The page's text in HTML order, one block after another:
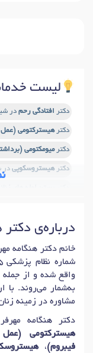
لیست
دکتر افتادگی رحم در
دکترهیسترکتومی
دکترمیومکتومی
دکترهیستروسکوپی در
دکترمعاینه واژن و
دکتر افتادگی واژن در
دکتر عمل زیبایی
دکتر برداشتن تخمدان
دکتر زیبایی واژن
دکتر تنگ کردن واژن
دکتر خونریزی رحم در
درباره‌ی دکتر
خانم دکتر هنگامه
واقع شده و از جمله
به‌شمار می‌روند. با
مشاوره در زمینه
دکتر هنگامه
هیسترکتومی
فیبروم)،